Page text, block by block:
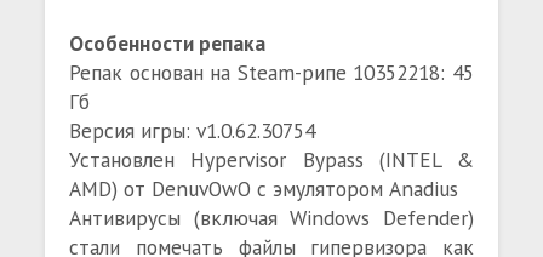
Особенности репака
Репак основан на Steam-рипе 10352218: 45
Гб
Версия игры: v1.0.62.30754
Установлен Hypervisor Bypass (INTEL &
AMD) от DenuvOwO с эмулятором Anadius
Антивирусы (включая Windows Defender)
стали помечать файлы гипервизора как